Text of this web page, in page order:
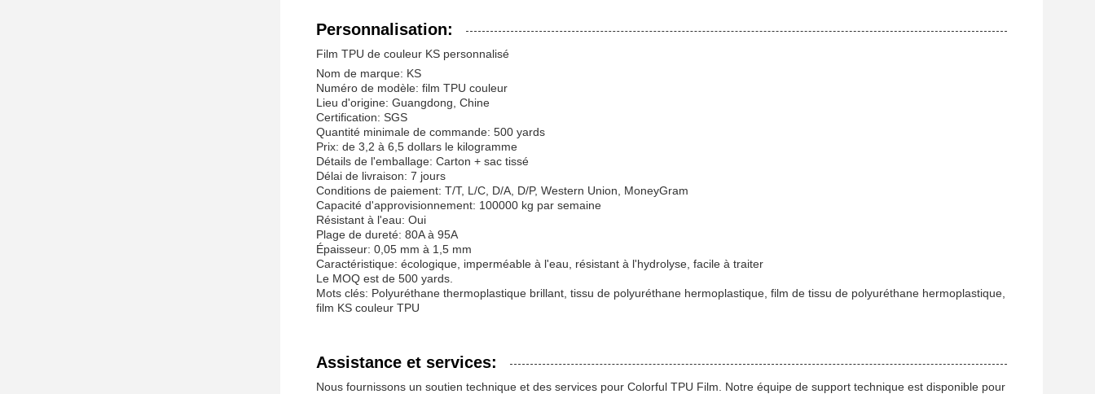
Personnalisation:
Film TPU de couleur KS personnalisé
Nom de marque: KS
Numéro de modèle: film TPU couleur
Lieu d'origine: Guangdong, Chine
Certification: SGS
Quantité minimale de commande: 500 yards
Prix: de 3,2 à 6,5 dollars le kilogramme
Détails de l'emballage: Carton + sac tissé
Délai de livraison: 7 jours
Conditions de paiement: T/T, L/C, D/A, D/P, Western Union, MoneyGram
Capacité d'approvisionnement: 100000 kg par semaine
Résistant à l'eau: Oui
Plage de dureté: 80A à 95A
Épaisseur: 0,05 mm à 1,5 mm
Caractéristique: écologique, imperméable à l'eau, résistant à l'hydrolyse, facile à traiter
Le MOQ est de 500 yards.
Mots clés: Polyuréthane thermoplastique brillant, tissu de polyuréthane hermoplastique, film de tissu de polyuréthane hermoplastique,
film KS couleur TPU
Assistance et services:
Nous fournissons un soutien technique et des services pour Colorful TPU Film. Notre équipe de support technique est disponible pour